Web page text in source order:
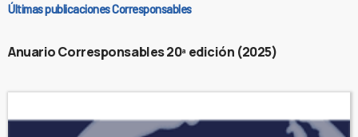
Últimas publicaciones Corresponsables
Anuario Corresponsables 20ª edición (2025)